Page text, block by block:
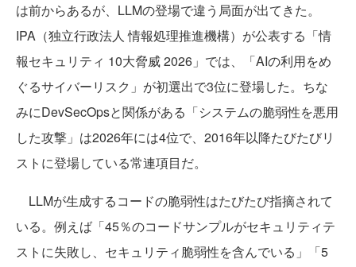
は前からあるが、LLMの登場で違う局面が出てきた。
IPA（独立行政法人 情報処理推進機構）が公表する「情
報セキュリティ 10大脅威 2026」では、「AIの利用をめ
ぐるサイバーリスク」が初選出で3位に登場した。ちな
みにDevSecOpsと関係がある「システムの脆弱性を悪用
した攻撃」は2026年には4位で、2016年以降たびたびリ
ストに登場している常連項目だ。
LLMが生成するコードの脆弱性はたびたび指摘されて
いる。例えば「45％のコードサンプルがセキュリティテ
ストに失敗し、セキュリティ脆弱性を含んでいる」「5